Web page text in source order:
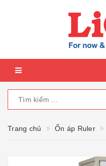
Trang chủ Ổn áp Ruler